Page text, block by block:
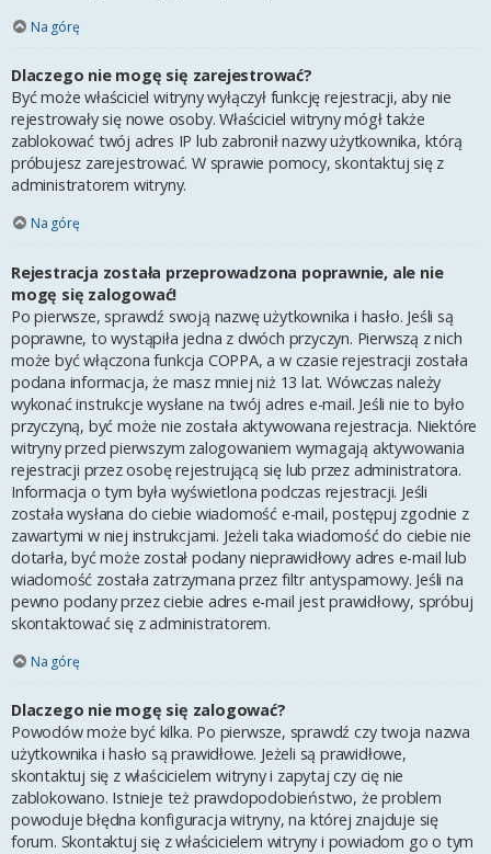
Na górę
Dlaczego nie mogę się zarejestrować?
Być może właściciel witryny wyłączył funkcję rejestracji, aby nie
rejestrowały się nowe osoby. Właściciel witryny mógł także
zablokować twój adres IP lub zabronił nazwy użytkownika, którą
próbujesz zarejestrować. W sprawie pomocy, skontaktuj się z
administratorem witryny.
Na górę
Rejestracja została przeprowadzona poprawnie, ale nie
mogę się zalogować!
Po pierwsze, sprawdź swoją nazwę użytkownika i hasło. Jeśli są
poprawne, to wystąpiła jedna z dwóch przyczyn. Pierwszą z nich
może być włączona funkcja COPPA, a w czasie rejestracji została
podana informacja, że masz mniej niż 13 lat. Wówczas należy
wykonać instrukcje wysłane na twój adres e-mail. Jeśli nie to było
przyczyną, być może nie została aktywowana rejestracja. Niektóre
witryny przed pierwszym zalogowaniem wymagają aktywowania
rejestracji przez osobę rejestrującą się lub przez administratora.
Informacja o tym była wyświetlona podczas rejestracji. Jeśli
została wysłana do ciebie wiadomość e-mail, postępuj zgodnie z
zawartymi w niej instrukcjami. Jeżeli taka wiadomość do ciebie nie
dotarła, być może został podany nieprawidłowy adres e-mail lub
wiadomość została zatrzymana przez filtr antyspamowy. Jeśli na
pewno podany przez ciebie adres e-mail jest prawidłowy, spróbuj
skontaktować się z administratorem.
Na górę
Dlaczego nie mogę się zalogować?
Powodów może być kilka. Po pierwsze, sprawdź czy twoja nazwa
użytkownika i hasło są prawidłowe. Jeżeli są prawidłowe,
skontaktuj się z właścicielem witryny i zapytaj czy cię nie
zablokowano. Istnieje też prawdopodobieństwo, że problem
powoduje błędna konfiguracja witryny, na której znajduje się
forum. Skontaktuj się z właścicielem witryny i powiadom go o tym